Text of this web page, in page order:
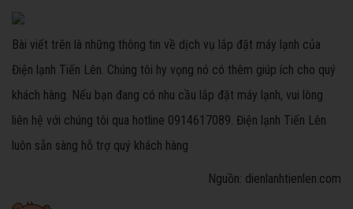
Bài viết trên là những thông tin về dịch vụ lắp đặt máy lạnh của
Điện lạnh Tiến Lên. Chúng tôi hy vọng nó có thêm giúp ích cho quý
khách hàng. Nếu bạn đang có nhu cầu lắp đặt máy lạnh, vui lòng
liên hệ với chúng tôi qua hotline 0914617089. Điện lạnh Tiến Lên
luôn sẵn sàng hỗ trợ quý khách hàng
Nguồn: dienlanhtienlen.com